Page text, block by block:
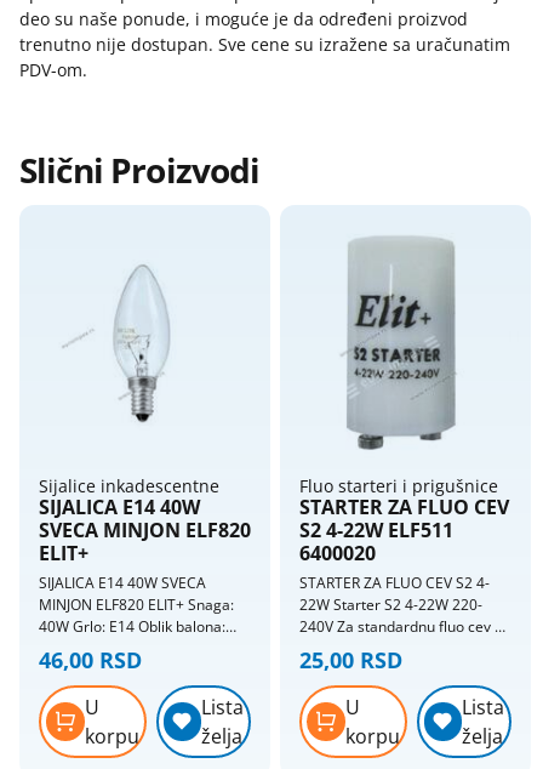
kutije ukopavajuce
table
i releji
sklopke
i prenosne priključnice
Zagarantovana sva prava kupaca po osnovu
zakona o zaštiti potrošača
deo su naše ponude, i moguće je da određeni proizvod
trenutno nije dostupan. Sve cene su izražene sa uračunatim
PDV-om.
Slični Proizvodi
Sijalice inkadescentne
SIJALICA E14 40W
SVECA MINJON ELF820
ELIT+
SIJALICA E14 40W SVECA
MINJON ELF820 ELIT+ Snaga:
40W Grlo: E14 Oblik balona:
B35 Energetska efikasnost: E
Potrošnja električne energije:
40 Kwh / 1000h Standardna
bistra sveća B35 40W E14
Energetska efikasnost: E
Potrošnja električne energije:
46,00 RSD
U
korpu
Lista
želja
Fluo starteri i prigušnice
STARTER ZA FLUO CEV
S2 4-22W ELF511
6400020
STARTER ZA FLUO CEV S2 4-
22W Starter S2 4-22W 220-
240V Za standardnu fluo cev od
18W (60cm)
25,00 RSD
U
korpu
Lista
želja